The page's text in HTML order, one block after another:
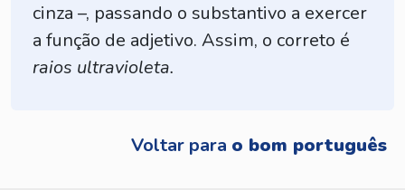
cinza –, passando o substantivo a exercer
a função de adjetivo. Assim, o correto é
raios ultravioleta.
Voltar para o bom português